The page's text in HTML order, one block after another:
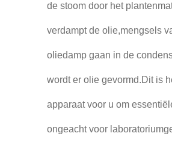
de stoom door het
verdampt de olie,mengsels
oliedamp gaan in de
wordt er olie gevormd.Dit is
apparaat voor u om
ongeacht voor